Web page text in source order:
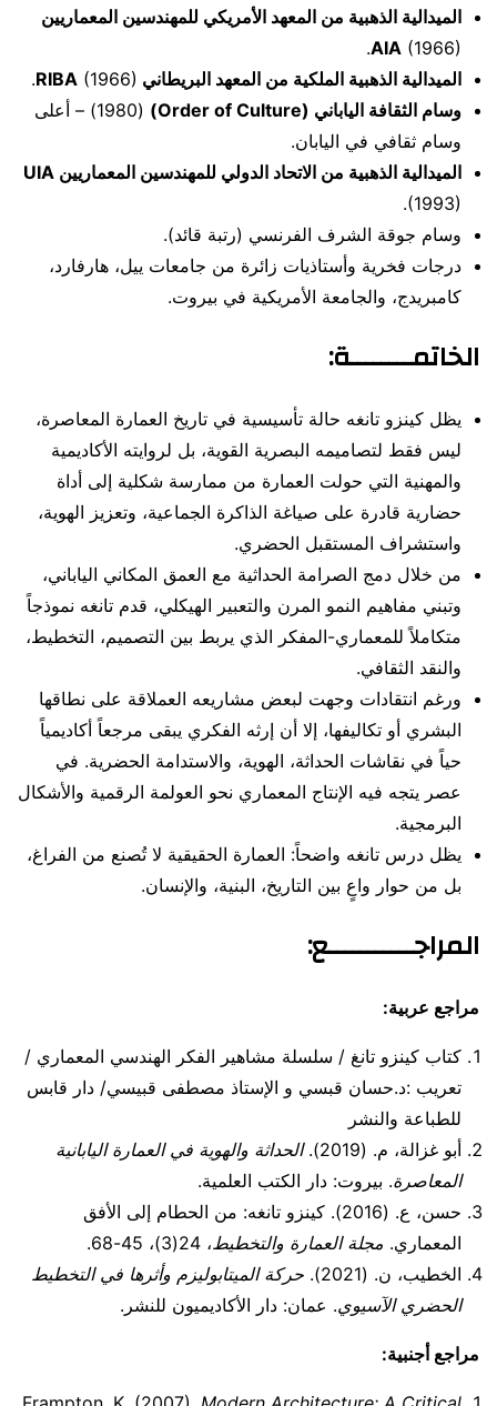
الميدالية الذهبية من المعهد الأمريكي للمهندسين المعماريين
AIA (1966).
الميدالية الذهبية الملكية من المعهد البريطاني RIBA (1966).
وسام الثقافة الياباني (Order of Culture)
(1980) – أعلى
وسام ثقافي في اليابان.
الميدالية الذهبية من الاتحاد الدولي للمهندسين المعماريين UIA
(1993).
وسام جوقة الشرف الفرنسي (رتبة قائد).
درجات فخرية وأستاذيات زائرة من جامعات ييل، هارفارد،
كامبريدج، والجامعة الأمريكية في بيروت.
الخاتمــــــــة:
يظل كينزو تانغه حالة تأسيسية في تاريخ العمارة المعاصرة،
ليس فقط لتصاميمه البصرية القوية، بل لروايته الأكاديمية
والمهنية التي حولت العمارة من ممارسة شكلية إلى أداة
حضارية قادرة على صياغة الذاكرة الجماعية، وتعزيز الهوية،
واستشراف المستقبل الحضري.
من خلال دمج الصرامة الحداثية مع العمق المكاني الياباني،
وتبني مفاهيم النمو المرن والتعبير الهيكلي، قدم تانغه نموذجاً
متكاملاً للمعماري-المفكر الذي يربط بين التصميم، التخطيط،
والنقد الثقافي.
ورغم انتقادات وجهت لبعض مشاريعه العملاقة على نطاقها
البشري أو تكاليفها، إلا أن إرثه الفكري يبقى مرجعاً أكاديمياً
حياً في نقاشات الحداثة، الهوية، والاستدامة الحضرية. في
عصر يتجه فيه الإنتاج المعماري نحو العولمة الرقمية والأشكال
البرمجية.
يظل درس تانغه واضحاً: العمارة الحقيقية لا تُصنع من الفراغ،
بل من حوار واعٍ بين التاريخ، البنية، والإنسان.
المراجـــــــــــع:
مراجع عربية:
كتاب كينزو تانغ / سلسلة مشاهير الفكر الهندسي المعماري /
تعريب :د.حسان قبسي و الإستاذ مصطفى قبيسي/ دار قابس
للطباعة والنشر
أبو غزالة، م. (2019).
الحداثة والهوية في العمارة اليابانية
المعاصرة. بيروت: دار الكتب العلمية.
حسن، ع. (2016). كينزو تانغه: من الحطام إلى الأفق
المعماري. مجلة العمارة والتخطيط، 24(3)، 45-68.
الخطيب، ن. (2021).
حركة الميتابوليزم وأثرها في التخطيط
الحضري الآسيوي. عمان: دار الأكاديميون للنشر.
مراجع أجنبية: